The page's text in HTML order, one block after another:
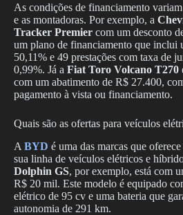
As condições de financiamento
e as montadoras. Por exemplo, a
Tracker Premier com um desconto
um plano de financiamento que inclui
50,11% e 49 prestações com taxa de
0,99%. Já a Fiat Toro Volcano T270
com um abatimento de R$ 27.400,
pagamento à vista ou financiamento.
Quais são as ofertas para veículos
A BYD é uma das marcas que
sua linha de veículos elétricos e
Dolphin GS, por exemplo, está com
R$ 20 mil. Este modelo é equipado
elétrico de 95 cv e uma bateria que
autonomia de 291 km.